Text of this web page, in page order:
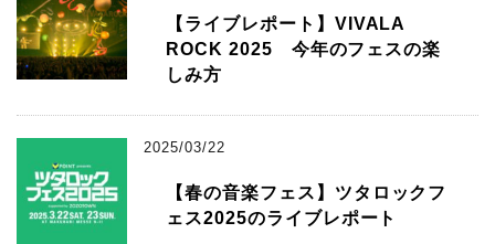
【ライブレポート】VIVALA
ROCK 2025 今年のフェスの楽
しみ方
2025/03/22
【春の音楽フェス】ツタロックフ
ェス2025のライブレポート